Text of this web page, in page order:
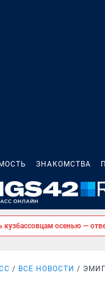
ЗНАКОМСТВА
кузбассовцам осенью —
ВСЕ НОВОСТИ